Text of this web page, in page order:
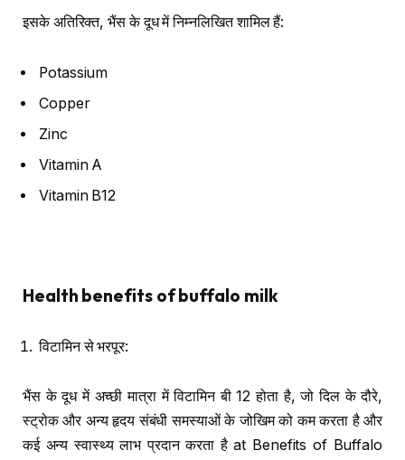
इसके अतिरिक्त, भैंस के दूध में निम्नलिखित शामिल हैं:
Potassium
Copper
Zinc
Vitamin A
Vitamin B12
Health benefits of buffalo milk
विटामिन से भरपूर:
भैंस के दूध में अच्छी मात्रा में विटामिन बी 12 होता है, जो दिल के दौरे,
स्ट्रोक और अन्य हृदय संबंधी समस्याओं के जोखिम को कम करता है और
कई अन्य स्वास्थ्य लाभ प्रदान करता है at Benefits of Buffalo